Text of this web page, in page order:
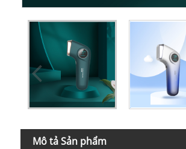
Mô tả Sản phẩm